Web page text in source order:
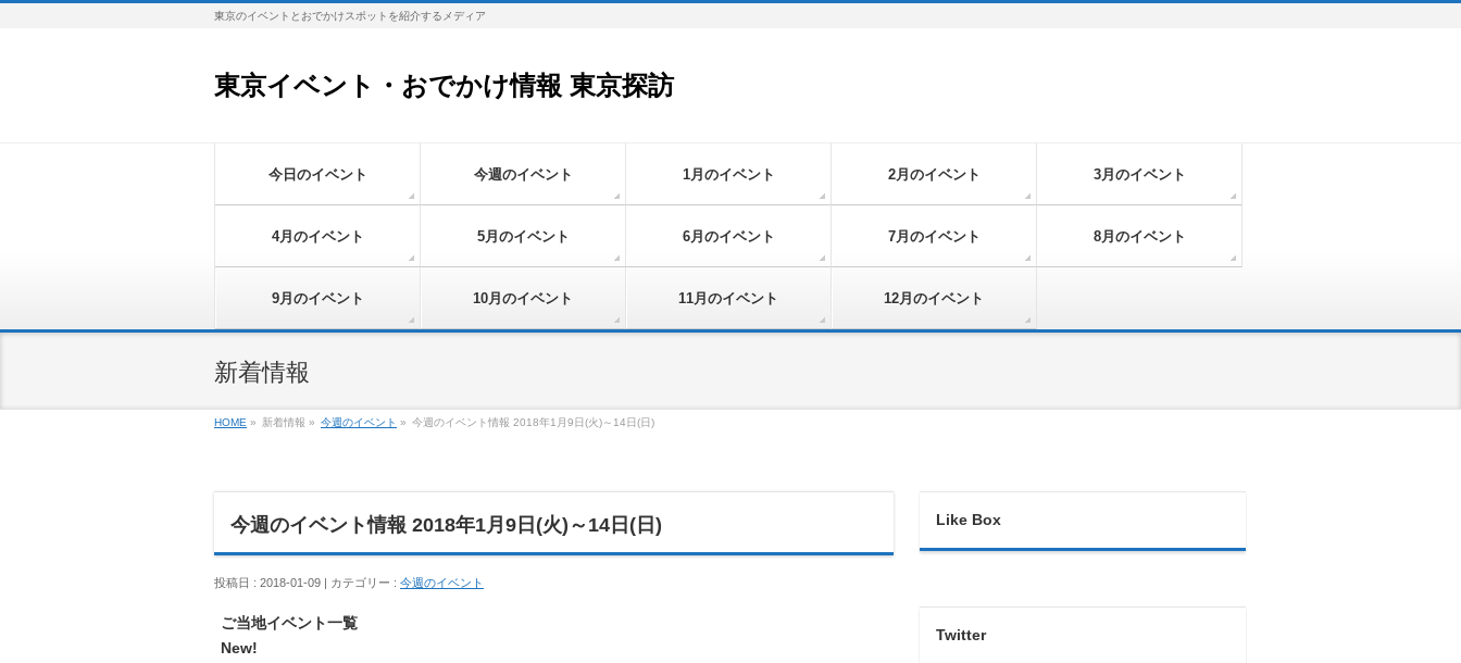
東京のイベントとおでかけスポットを紹介するメディア
東京イベント・おでかけ情報 東京探訪
今日のイベント 今週のイベント 1月のイベント 2月のイベント 3月のイベント
4月のイベント 5月のイベント 6月のイベント 7月のイベント 8月のイベント
9月のイベント 10月のイベント 11月のイベント 12月のイベント
新着情報
HOME » 新着情報 » 今週のイベント » 今週のイベント情報 2018年1月9日(火)～14日(日)
今週のイベント情報 2018年1月9日(火)～14日(日)
投稿日 : 2018-01-09 | カテゴリー : 今週のイベント
ご当地イベント一覧
New!
Like Box
Twitter